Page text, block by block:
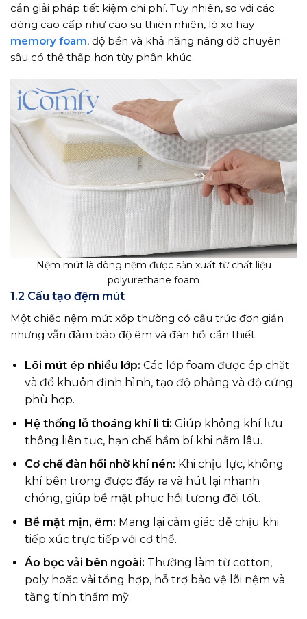
cần giải pháp tiết kiệm chi phí. Tuy nhiên, so với các
dòng cao cấp như cao su thiên nhiên, lò xo hay
memory foam, độ bền và khả năng nâng đỡ chuyên
sâu có thể thấp hơn tùy phân khúc.
Nệm mút là dòng nệm được sản xuất từ chất liệu
polyurethane foam
1.2 Cấu tạo đệm mút
Một chiếc nệm mút xốp thường có cấu trúc đơn giản
nhưng vẫn đảm bảo độ êm và đàn hồi cần thiết:
Lõi mút ép nhiều lớp: Các lớp foam được ép chặt
và đổ khuôn định hình, tạo độ phẳng và độ cứng
phù hợp.
Hệ thống lỗ thoáng khí li ti: Giúp không khí lưu
thông liên tục, hạn chế hầm bí khi nằm lâu.
Cơ chế đàn hồi nhờ khí nén: Khi chịu lực, không
khí bên trong được đẩy ra và hút lại nhanh
chóng, giúp bề mặt phục hồi tương đối tốt.
Bề mặt mịn, êm: Mang lại cảm giác dễ chịu khi
tiếp xúc trực tiếp với cơ thể.
Áo bọc vải bên ngoài: Thường làm từ cotton,
poly hoặc vải tổng hợp, hỗ trợ bảo vệ lõi nệm và
tăng tính thẩm mỹ.